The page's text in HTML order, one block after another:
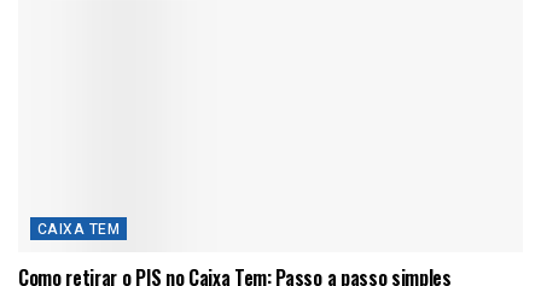
CAIXA TEM
Como retirar o PIS no Caixa Tem: Passo a passo simples